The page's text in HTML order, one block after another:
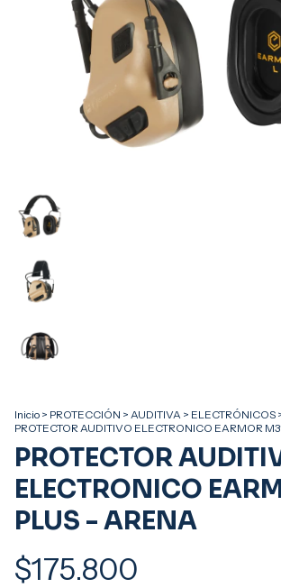
Inicio > PROTECCIÓN > AUDITIVA > ELECTRÓNICOS
PROTECTOR AUDITIVO ELECTRONICO EARMOR
PROTECTOR
ELECTRONICO
PLUS - ARENA
$175.800